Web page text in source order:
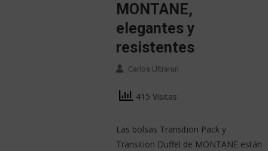
MONTANE,
elegantes y
resistentes
Carlos Ultrarun
415 Visitas
Las bolsas Transition Pack y
Transition Duffel de MONTANE están